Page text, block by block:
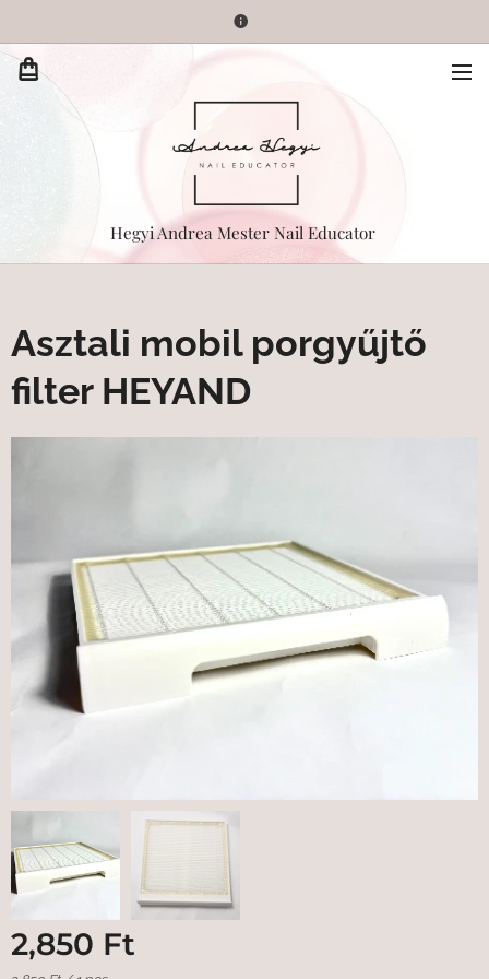
Hegyi Andrea Mester Nail Educator
Asztali mobil porgyűjtő
filter HEYAND
2,850 Ft